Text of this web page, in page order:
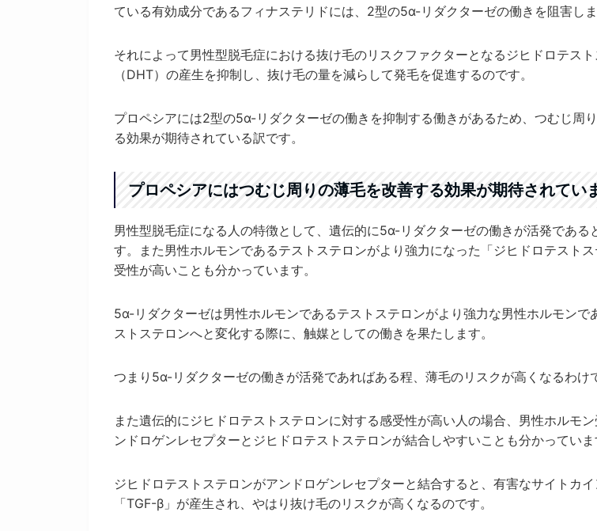
ている有効成分であるフィナステリドには、2型の5α-リダクターゼの働きを阻害しま
それによって男性型脱毛症における抜け毛のリスクファクターとなるジヒドロテス
（DHT）の産生を抑制し、抜け毛の量を減らして発毛を促進するのです。
プロペシアには2型の5α-リダクターゼの働きを抑制する働きがあるため、つむじ周
る効果が期待されている訳です。
プロペシアにはつむじ周りの薄毛を改善する効果が期待されてい
男性型脱毛症になる人の特徴として、遺伝的に5α-リダクターゼの働きが活発である
す。また男性ホルモンであるテストステロンがより強力になった「ジヒドロテスト
受性が高いことも分かっています。
5α-リダクターゼは男性ホルモンであるテストステロンがより強力な男性ホルモンで
ストステロンへと変化する際に、触媒としての働きを果たします。
つまり5α-リダクターゼの働きが活発であればある程、薄毛のリスクが高くなるわけ
また遺伝的にジヒドロテストステロンに対する感受性が高い人の場合、男性ホルモ
ンドロゲンレセプターとジヒドロテストステロンが結合しやすいことも分かっていま
ジヒドロテストステロンがアンドロゲンレセプターと結合すると、有害なサイトカ
「TGF-β」が産生され、やはり抜け毛のリスクが高くなるのです。